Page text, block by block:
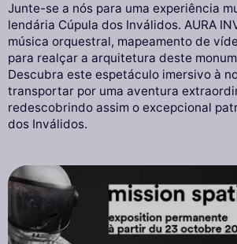
Junte-se a nós para uma experiência
lendária Cúpula dos Inválidos. AURA
música orquestral, mapeamento de
para realçar a arquitetura deste
Descubra este espetáculo imersivo à
transportar por uma aventura
redescobrindo assim o excepcional
dos Inválidos.